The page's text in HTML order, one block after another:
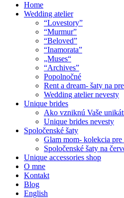
Home
Wedding atelier
“Lovestory”
“Murmur”
“Beloved”
“Inamorata”
„Muses“
“Archives”
Popolnočné
Rent a dream- šaty na
Wedding atelier nevesty
Unique brides
Ako vzniknú Vaše
Unique brides nevesty
Spoločenské šaty
Glam mom- kolekcia pre
Spoločenské šaty na
Unique accessories shop
O mne
Kontakt
Blog
English